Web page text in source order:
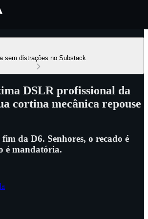
sem distrações no Substack
DSLR profissional da
cortina mecânica repouse
da D6. Senhores, o recado é
é mandatória.